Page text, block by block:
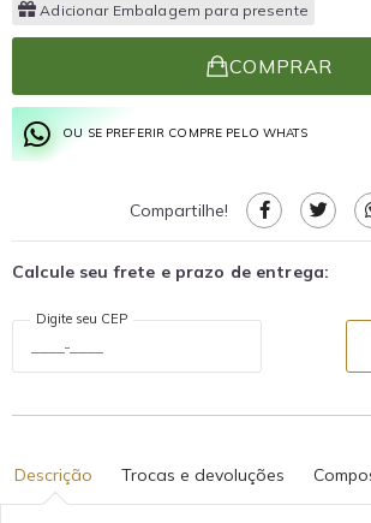
Adicionar Embalagem para presente
COMPRAR
OU SE PREFERIR COMPRE PELO WHATS
Compartilhe!
Calcule seu frete e prazo de entrega:
Digite seu CEP
Descrição Trocas e devoluções